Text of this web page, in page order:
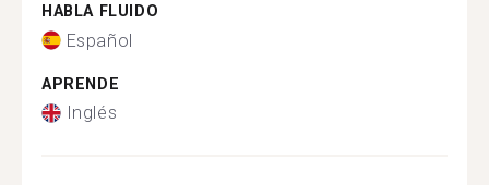
HABLA FLUIDO
Español
APRENDE
Inglés